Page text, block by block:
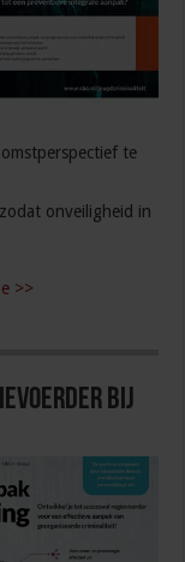
te
onveiligheid in
>>
bij